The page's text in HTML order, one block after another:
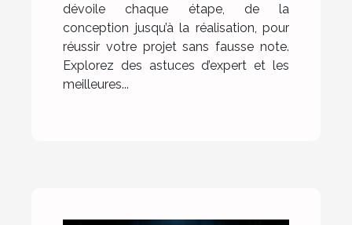
dévoile chaque étape, de la
conception jusqu’à la réalisation, pour
réussir votre projet sans fausse note.
Explorez des astuces d’expert et les
meilleures...